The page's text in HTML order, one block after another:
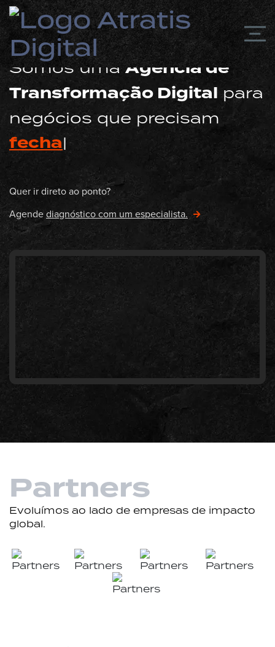
Atratis Digital –
Somos umaAgência de
Transformação Digital para
negócios que precisam
fechar mais negócio
Quer ir direto ao ponto?
Agendediagnóstico com um especialista.
Partners
Evoluímos ao lado de empresas de impacto
global.